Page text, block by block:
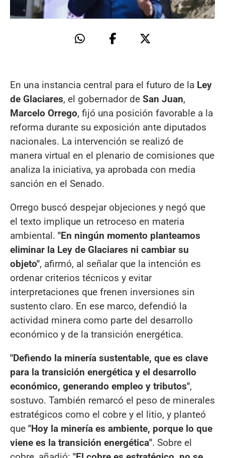
En una instancia central para el futuro de la Ley
de Glaciares, el gobernador de San Juan,
Marcelo Orrego, fijó una posición favorable a la
reforma durante su exposición ante diputados
nacionales. La intervención se realizó de
manera virtual en el plenario de comisiones que
analiza la iniciativa, ya aprobada con media
sanción en el Senado.
Orrego buscó despejar objeciones y negó que
el texto implique un retroceso en materia
ambiental. "En ningún momento planteamos
eliminar la Ley de Glaciares ni cambiar su
objeto", afirmó, al señalar que la intención es
ordenar criterios técnicos y evitar
interpretaciones que frenen inversiones sin
sustento claro. En ese marco, defendió la
actividad minera como parte del desarrollo
económico y de la transición energética.
"Defiendo la minería sustentable, que es clave
para la transición energética y el desarrollo
económico, generando empleo y tributos",
sostuvo. También remarcó el peso de minerales
estratégicos como el cobre y el litio, y planteó
que "Hoy la minería es ambiente, porque lo que
viene es la transición energética". Sobre el